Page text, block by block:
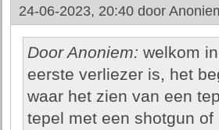
24-06-2023, 20:40 door
Door Anoniem: welkom
eerste verliezer is, het
waar het zien van een
tepel met een shotgun